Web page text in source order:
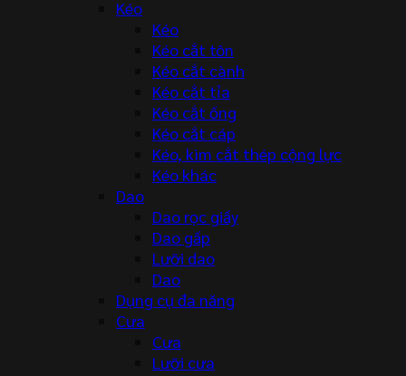
Kéo
Kéo
Kéo cắt tôn
Kéo cắt cành
Kéo cắt tỉa
Kéo cắt ống
Kéo cắt cáp
Kéo, kìm cắt thép cộng lực
Kéo khác
Dao
Dao rọc giấy
Dao gấp
Lưỡi dao
Dao
Dụng cụ đa năng
Cưa
Cưa
Lưỡi cưa